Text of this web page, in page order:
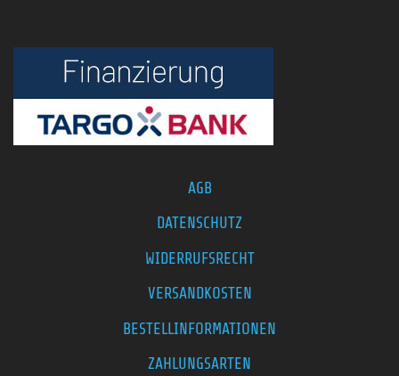
AGB
DATENSCHUTZ
WIDERRUFSRECHT
VERSANDKOSTEN
BESTELLINFORMATIONEN
ZAHLUNGSARTEN